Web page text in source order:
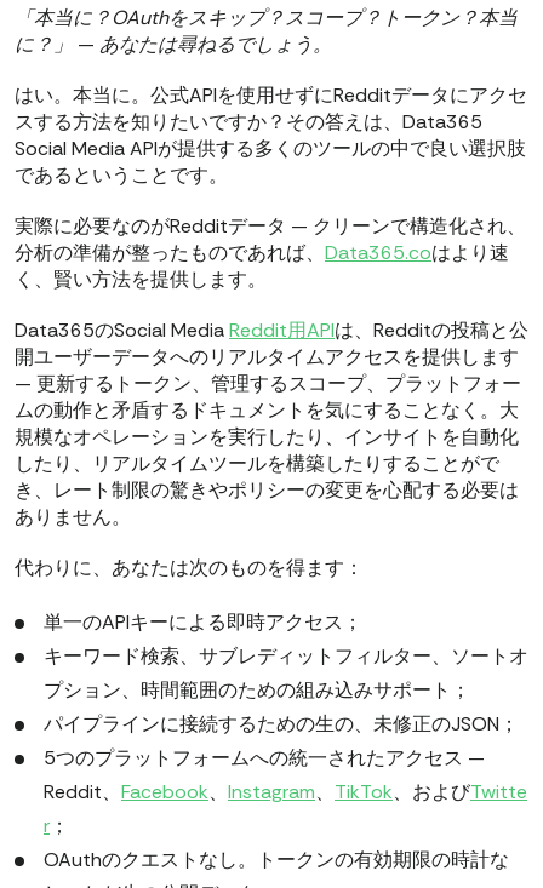
「本当に？OAuthをスキップ？スコープ？トークン？本当
に？」
— あなたは尋ねるでしょう。
はい。本当に。公式APIを使用せずにRedditデータにアクセ
スする方法を知りたいですか？その答えは、Data365
Social Media APIが提供する多くのツールの中で良い選択肢
であるということです。
実際に必要なのがRedditデータ — クリーンで構造化され、
分析の準備が整ったものであれば、 Data365.coはより速
く、賢い方法を提供します。
Data365のSocial MediaReddit用APIは、Redditの投稿と公
開ユーザーデータへのリアルタイムアクセスを提供します
— 更新するトークン、管理するスコープ、プラットフォー
ムの動作と矛盾するドキュメントを気にすることなく。大
規模なオペレーションを実行したり、インサイトを自動化
したり、リアルタイムツールを構築したりすることがで
き、レート制限の驚きやポリシーの変更を心配する必要は
ありません。
代わりに、あなたは次のものを得ます：
単一のAPIキーによる即時アクセス；
キーワード検索、サブレディットフィルター、ソートオ
プション、時間範囲のための組み込みサポート；
パイプラインに接続するための生の、未修正のJSON；
5つのプラットフォームへの統一されたアクセス —
Reddit、 Facebook、 Instagram、 TikTok、およびTwitte
r ；
OAuthのクエストなし。トークンの有効期限の時計な